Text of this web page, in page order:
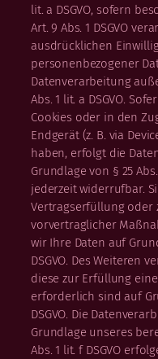
lit. a DSGVO, sofern
Art. 9 Abs. 1 DSGVO
ausdrücklichen
personenbezogener
Datenverarbeitung
Abs. 1 lit. a DSGVO.
Cookies oder in den
Endgerät (z. B. via
haben, erfolgt die
Grundlage von § 25
jederzeit widerrufbar.
Vertragserfüllung oder
vorvertraglicher
wir Ihre Daten auf
DSGVO. Des Weiteren
diese zur Erfüllung
erforderlich sind auf
DSGVO. Die
Grundlage unseres
Abs. 1 lit. f DSGVO